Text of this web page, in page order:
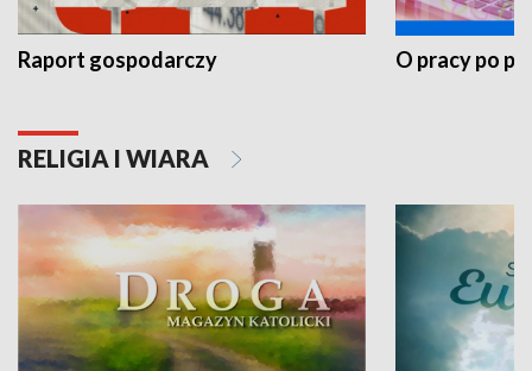
Raport gospodarczy O pracy po
RELIGIA I WIARA